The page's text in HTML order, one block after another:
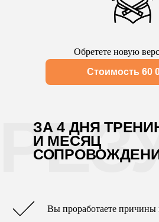
Обретете новую
Стоимость 60
ЗА 4 ДНЯ
И МЕСЯЦ
Вы проработаете причины